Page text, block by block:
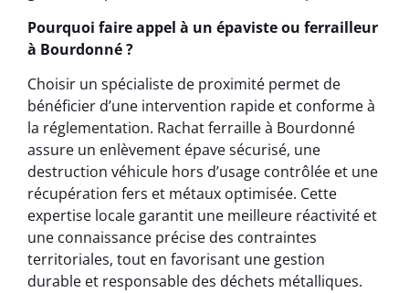
Pourquoi faire appel à un épaviste ou ferrailleur
à Bourdonné ?
Choisir un spécialiste de proximité permet de
bénéficier d’une intervention rapide et conforme à
la réglementation. Rachat ferraille à Bourdonné
assure un enlèvement épave sécurisé, une
destruction véhicule hors d’usage contrôlée et une
récupération fers et métaux optimisée. Cette
expertise locale garantit une meilleure réactivité et
une connaissance précise des contraintes
territoriales, tout en favorisant une gestion
durable et responsable des déchets métalliques.